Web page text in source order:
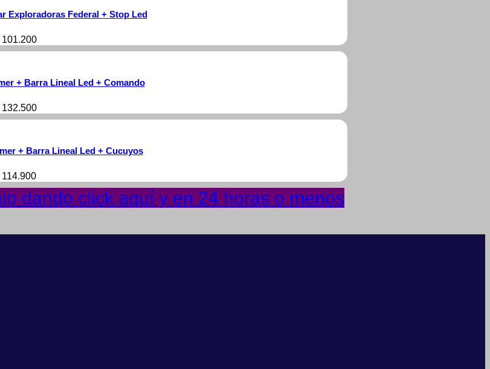
Exploradoras Federal + Stop Led
+ Barra Lineal Led + Comando
+ Barra Lineal Led + Cucuyos
114.900
dando click aquí y en 24 horas o menos